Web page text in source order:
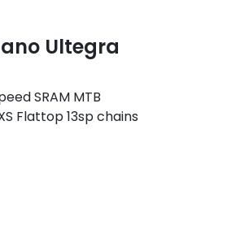
Ultegra
SRAM MTB
Flattop 13sp chains